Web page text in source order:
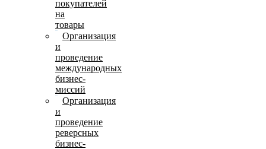
покупателей
на
товары
Организация
и
проведение
международных
бизнес-
миссий
Организация
и
проведение
реверсных
бизнес-